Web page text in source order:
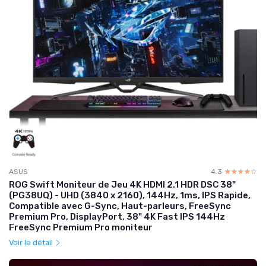
ASUS 4.3 ☆☆☆☆☆
★★★★★
ROG Swift Moniteur de Jeu 4K HDMI 2.1 HDR DSC 38"
(PG38UQ) - UHD (3840 x 2160), 144Hz, 1ms, IPS Rapide,
Compatible avec G-Sync, Haut-parleurs, FreeSync
Premium Pro, DisplayPort, 38" 4K Fast IPS 144Hz
FreeSync Premium Pro moniteur
Voir le détail